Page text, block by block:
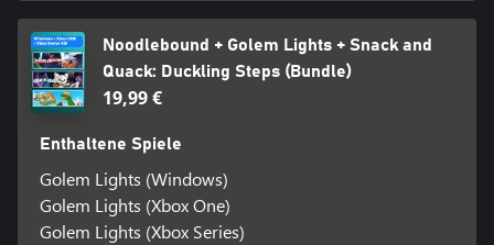
Noodlebound + Golem Lights + Snack and
Quack: Duckling Steps (Bundle)
19,99 €
Enthaltene Spiele
Golem Lights (Windows)
Golem Lights (Xbox One)
Golem Lights (Xbox Series)